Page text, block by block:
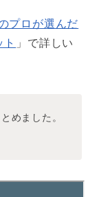
プロが選んだ
」で詳しい
めました。